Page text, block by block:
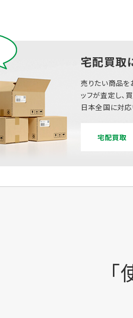
宅配買取
売りたい商品を
ッフが査定し、
日本全国に対応
宅配買取